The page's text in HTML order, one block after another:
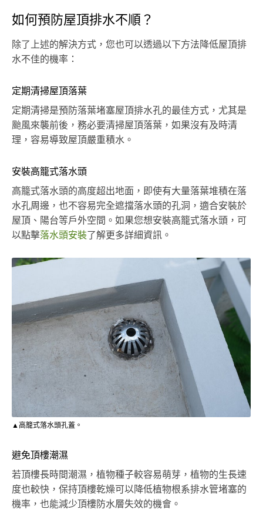
如何預防屋頂排水不順？
除了上述的解決方式，您也可以透過以下方法降低屋頂排
水不佳的機率：
定期清掃屋頂落葉
定期清掃是預防落葉堵塞屋頂排水孔的最佳方式，尤其是
颱風來襲前後，務必要清掃屋頂落葉，如果沒有及時清
理，容易導致屋頂嚴重積水。
安裝高籠式落水頭
高籠式落水頭的高度超出地面，即使有大量落葉堆積在落
水孔周邊，也不容易完全遮擋落水頭的孔洞，適合安裝於
屋頂、陽台等戶外空間。如果您想安裝高籠式落水頭，可
以點擊落水頭安裝 了解更多詳細資訊。
▲高籠式落水頭孔蓋。
避免頂樓潮濕
若頂樓長時間潮濕，植物種子較容易萌芽，植物的生長速
度也較快，保持頂樓乾燥可以降低植物根系排水管堵塞的
機率，也能減少頂樓防水層失效的機會。